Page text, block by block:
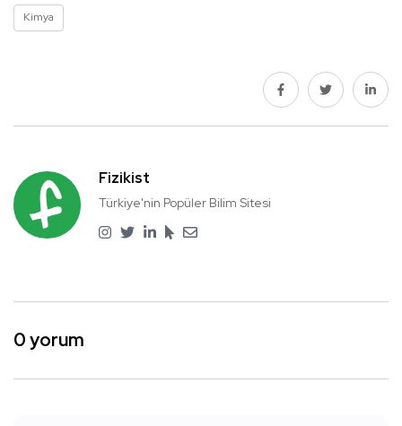
Kimya
Fizikist
Türkiye'nin Popüler Bilim Sitesi
0 yorum